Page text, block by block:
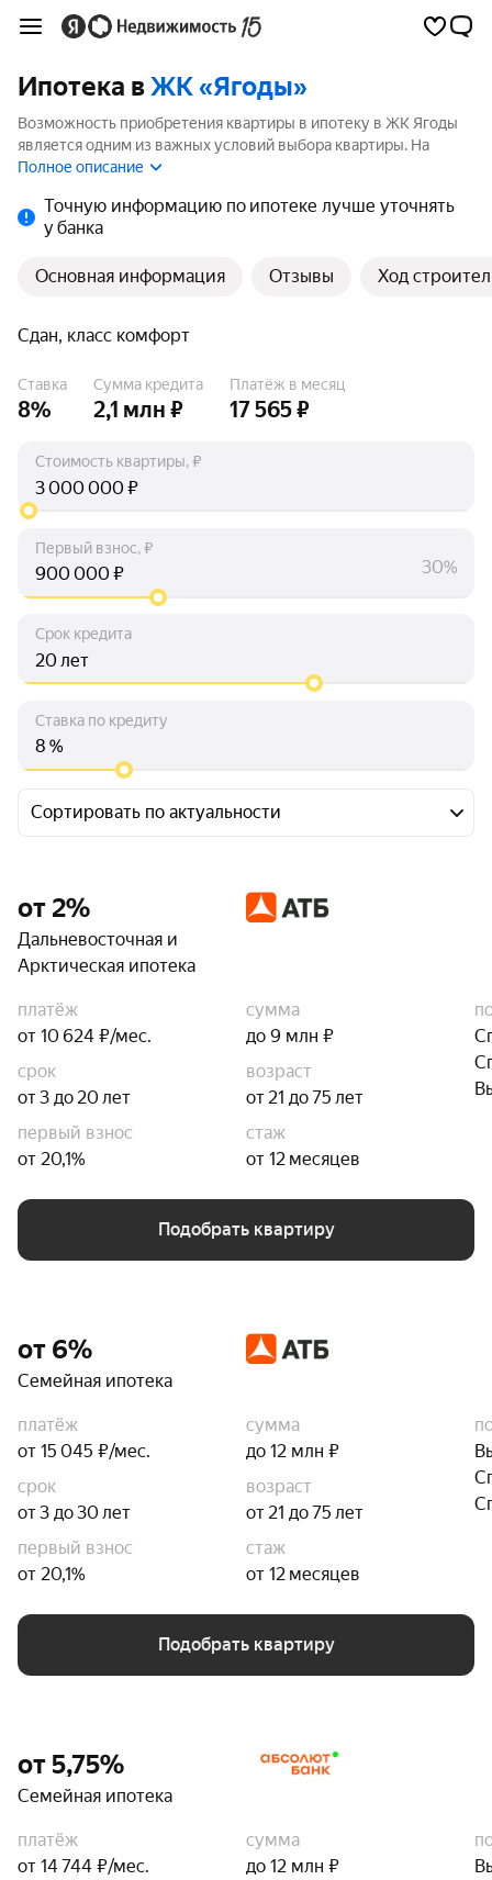
Ипотека вЖК «Ягоды»
Возможность приобретения квартиры в ипотеку в ЖК Ягоды
является одним из важных условий выбора квартиры. На
странице мы собрали программы кредитования банков для
Полное описание
Точную информацию по ипотеке лучше уточнять
у банка
Основная информация Отзывы Ход
Сдан, класс комфорт
Ставка
8%
Сумма кредита
2,1 млн ₽
Платёж в месяц
17 565 ₽
Стоимость квартиры, ₽
₽
Первый взнос, ₽
₽ 30%
Срок кредита
лет
Ставка по кредиту
%
Сортировать по актуальности
от 2%
Дальневосточная и
Арктическая ипотека
платёж
от 10 624 ₽/мес.
сумма
до 9 млн ₽
срок
от 3 до 20 лет
возраст
от 21 до 75 лет
первый взнос
от 20,1%
стаж
от 12 месяцев
Подобрать квартиру
от 6%
Семейная ипотека
платёж
от 15 045 ₽/мес.
сумма
до 12 млн ₽
срок
от 3 до 30 лет
возраст
от 21 до 75 лет
первый взнос
от 20,1%
стаж
от 12 месяцев
Подобрать квартиру
от 5,75%
Семейная ипотека
платёж
от 14 744 ₽/мес.
сумма
до 12 млн ₽